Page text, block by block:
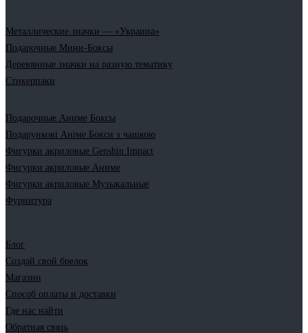
Металлические значки — «Украина»
Подарочные Мини-Боксы
Деревянные значки на разную тематику
Стикерпаки
Подарочные Аниме Боксы
Подарункові Аніме Бокси з чашкою
Фигурки акриловые Genshin Impact
Фигурки акриловые Аниме
Фигурки акриловые Музыкальные
Фурнитура
Блог
Создай свой брелок
Магазин
Способ оплаты и доставки
Где нас найти
Обратная связь